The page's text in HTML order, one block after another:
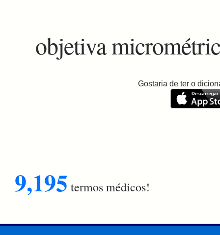
objetiva
Gostaria de ter o
9,195 termos médicos!